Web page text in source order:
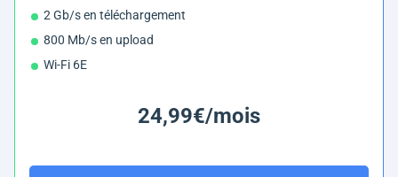
2 Gb/s en téléchargement
800 Mb/s en upload
Wi-Fi 6E
24,99€/mois